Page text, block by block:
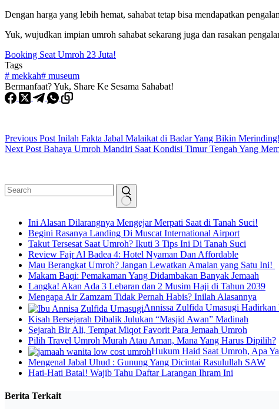
Dengan harga yang lebih hemat, sahabat tetap bisa mendapatkan
Yuk, wujudkan impian umroh sahabat sekarang juga dan rasakan
Booking Seat Umroh 23 Juta!
Tags
# mekkah# museum
Bermanfaat? Yuk, Share Ke Sesama Sahabat!
Previous Post Inilah Fakta Jabal Malaikat di Badar Yang Bikin Merinding!
Next Post Bahaya Umroh Mandiri Saat Kondisi Timur Tengah Yang
Ini Alasan Dilarangnya Mengejar Merpati Saat di Tanah Suci!
Begini Rasanya Landing Di Muscat International Airport
Takut Tersesat Saat Umroh? Ikuti 3 Tips Ini Di Tanah Suci
Review Fajr Al Badea 4: Hotel Nyaman Dan Affordable
Mau Berangkat Umroh? Jangan Lewatkan Amalan yang Satu Ini!
Makam Baqi: Pemakaman Yang Didambakan Banyak Jemaah
Langka! Akan Ada 3 Lebaran dan 2 Musim Haji di Tahun 2039
Mengapa Air Zamzam Tidak Pernah Habis? Inilah Alasannya
Annissa Zulfida Umasugi
Kisah Bersejarah Dibalik Julukan “Masjid Awan” Madinah
Sejarah Bir Ali, Tempat Miqot Favorit Para Jemaah Umroh
Pilih Travel Umroh Murah Atau Aman, Mana Yang Harus Dipilih?
Hukum Haid Saat Umroh, Apa
Mengenal Jabal Uhud : Gunung Yang Dicintai Rasulullah SAW
Hati-Hati Batal! Wajib Tahu Daftar Larangan Ihram Ini
Berita Terkait